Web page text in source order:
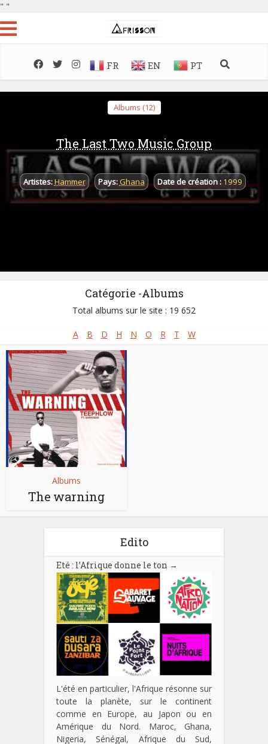
" "
FR EN PT
Albums (12)
The Last Two Music Group
Artistes:Hammer Pays:Ghana Date de création : 1999
Catégorie -Albums
Total albums sur le site : 19 652
A B D H N O R T W
Albums
The warning
Edito
Eté : l’Afrique donne le ton →
L'été en particulier, l'Afrique résonne sur
toute la planète, sur le continent
comme en Europe, au Japon ou en
Amérique du Nord. Maroc, Ghana,
Nigeria, Sénégal, Afrique du Sud,